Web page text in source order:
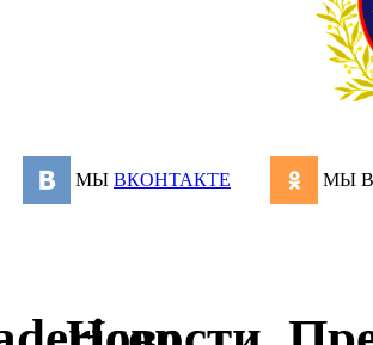
МЫ ВКОНТАКТЕ МЫ